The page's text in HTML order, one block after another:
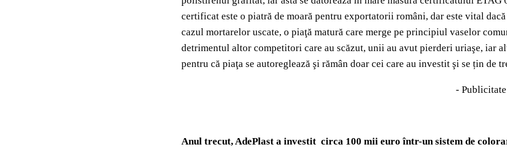
certificat este o piatră de moară pentru exportatorii români, dar este vital
cazul mortarelor uscate, o piaţă matură care merge pe principiul vaselor
detrimentul altor competitori care au scăzut, unii au avut pierderi uriaşe, iar
pentru că piaţa se autoreglează şi rămân doar cei care au investit şi se țin de
-
Anul trecut, AdePlast a investit circa 100 mii euro într-un sistem de